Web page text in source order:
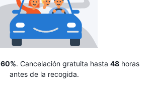
60%. Cancelación gratuita hasta 48 horas
antes de la recogida.